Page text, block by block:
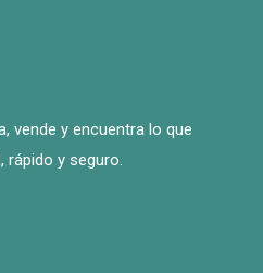
vende y encuentra lo que
rápido y seguro.